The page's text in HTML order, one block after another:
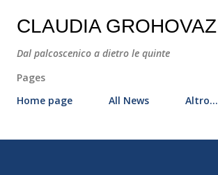
Passa ai contenuti principali
CLAUDIA GROHOVAZ
Dal palcoscenico a dietro le quinte
Pages
Home page
All News Altro…